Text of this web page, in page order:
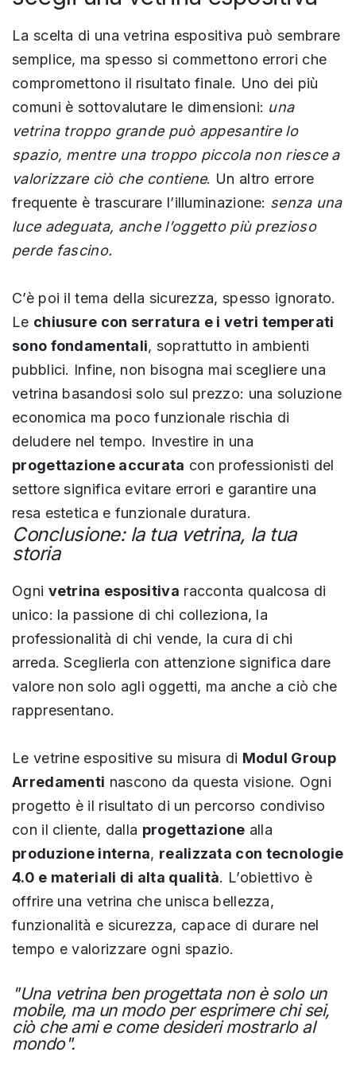
La scelta di una vetrina espositiva può sembrare
semplice, ma spesso si commettono errori che
compromettono il risultato finale. Uno dei più
comuni è sottovalutare le dimensioni: una
vetrina troppo grande può appesantire lo
spazio, mentre una troppo piccola non riesce a
valorizzare ciò che contiene. Un altro errore
frequente è trascurare l’illuminazione: senza una
luce adeguata, anche l’oggetto più prezioso
perde fascino.
C’è poi il tema della sicurezza, spesso ignorato.
Le chiusure con serratura e i vetri temperati
sono fondamentali, soprattutto in ambienti
pubblici. Infine, non bisogna mai scegliere una
vetrina basandosi solo sul prezzo: una soluzione
economica ma poco funzionale rischia di
deludere nel tempo. Investire in una
progettazione accurata con professionisti del
settore significa evitare errori e garantire una
resa estetica e funzionale duratura.
Conclusione: la tua vetrina, la tua
storia
Ogni vetrina espositiva racconta qualcosa di
unico: la passione di chi colleziona, la
professionalità di chi vende, la cura di chi
arreda. Sceglierla con attenzione significa dare
valore non solo agli oggetti, ma anche a ciò che
rappresentano.
Le vetrine espositive su misura di Modul Group
Arredamenti nascono da questa visione. Ogni
progetto è il risultato di un percorso condiviso
con il cliente, dalla progettazione alla
produzione interna, realizzata con tecnologie
4.0 e materiali di alta qualità. L’obiettivo è
offrire una vetrina che unisca bellezza,
funzionalità e sicurezza, capace di durare nel
tempo e valorizzare ogni spazio.
"Una vetrina ben progettata non è solo un
mobile, ma un modo per esprimere chi sei,
ciò che ami e come desideri mostrarlo al
mondo".